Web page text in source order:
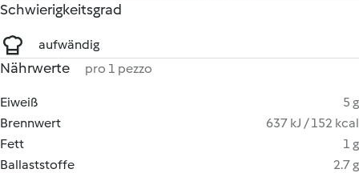
Schwierigkeitsgrad
aufwändig
Nährwerte pro 1 pezzo
Eiweiß
5 g
Brennwert
637 kJ / 152 kcal
Fett
1 g
Ballaststoffe
2.7 g